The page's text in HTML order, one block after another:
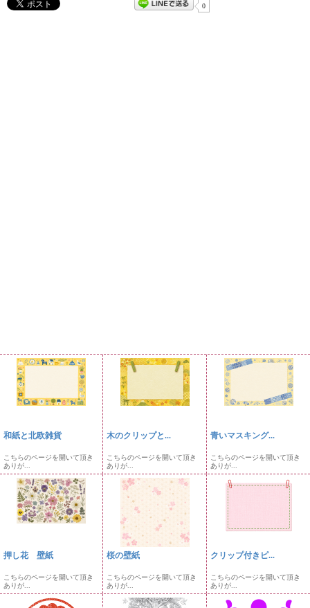
0
和紙と北欧雑貨
こちらのページを開いて頂き
ありが...
木のクリップと...
こちらのページを開いて頂き
ありが...
青いマスキング...
こちらのページを開いて頂き
ありが...
押し花 壁紙
こちらのページを開いて頂き
ありが...
桜の壁紙
こちらのページを開いて頂き
ありが...
クリップ付きピ...
こちらのページを開いて頂き
ありが...